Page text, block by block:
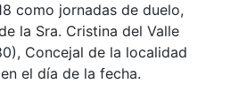
como jornadas de duelo,
la Sra. Cristina del Valle
Concejal de la localidad
el día de la fecha.